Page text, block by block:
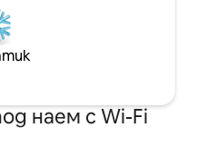
наем с Wi-Fi